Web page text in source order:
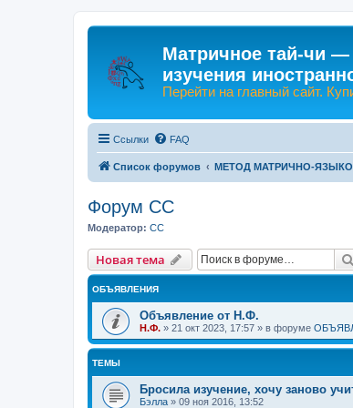
Матричное тай-чи —
изучения
Перейти на главный сайт.
Ссылки FAQ
Список форумов МЕТОД МАТРИЧНО-
Форум СС
Модератор: CC
Новая тема
ОБЪЯВЛЕНИЯ
Объявление от Н.Ф.
Н.Ф. » 21 окт 2023, 17:57 » в форуме
ТЕМЫ
Бросила изучение, хочу заново
Бэлла » 09 ноя 2016, 13:52